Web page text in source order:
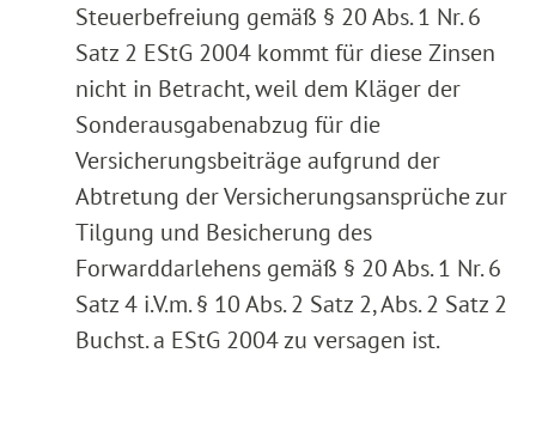
Steuerbefreiung gemäß § 20 Abs. 1 Nr. 6
Satz 2 EStG 2004 kommt für diese Zinsen
nicht in Betracht, weil dem Kläger der
Sonderausgabenabzug für die
Versicherungsbeiträge aufgrund der
Abtretung der Versicherungsansprüche zur
Tilgung und Besicherung des
Forwarddarlehens gemäß § 20 Abs. 1 Nr. 6
Satz 4 i.V.m. § 10 Abs. 2 Satz 2, Abs. 2 Satz 2
Buchst. a EStG 2004 zu versagen ist.